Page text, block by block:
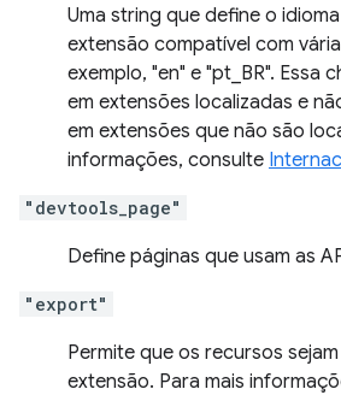
Uma string que define o
extensão compatível com
exemplo, "en" e "pt_BR". Essa
em extensões localizadas e
em extensões que não são
informações, consulte
"devtools_page"
Define páginas que usam as
"export"
Permite que os recursos
extensão. Para mais